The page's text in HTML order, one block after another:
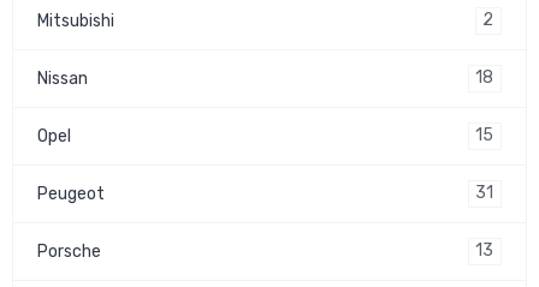
Mitsubishi 2
Nissan 18
Opel 15
Peugeot 31
Porsche 13